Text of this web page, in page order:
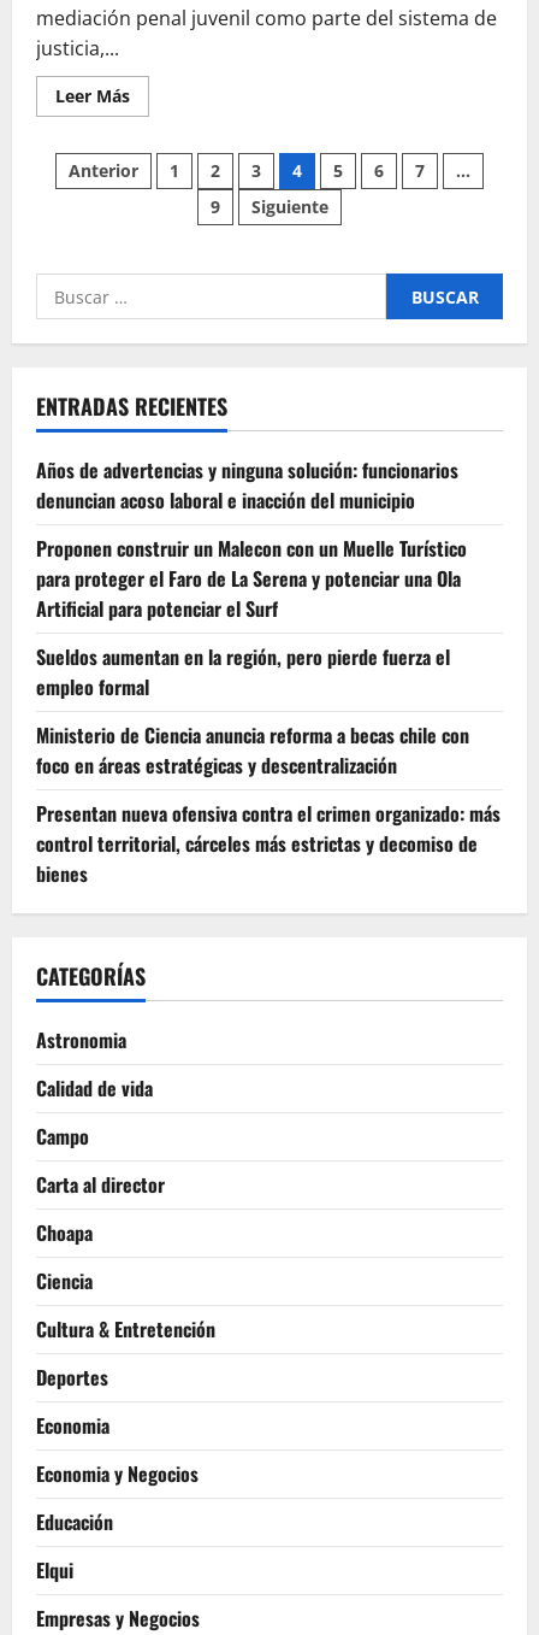
mediación penal juvenil como parte del sistema de
justicia,...
Leer MásLeer
más
Mediación
penal
juvenil
seminario
su
en
del
daño
y
reinserción
social
Paginación
entradas
Anterior 1 2 3 4 5 6 7
…
9
Siguiente
Buscar
por:
ENTRADAS RECIENTES
Años de advertencias y ninguna solución: funcionarios
denuncian acoso laboral e inacción del municipio
Proponen construir un Malecon con un Muelle Turístico
para proteger el Faro de La Serena y potenciar una Ola
Artificial para potenciar el Surf
Sueldos aumentan en la región, pero pierde fuerza el
empleo formal
Ministerio de Ciencia anuncia reforma a becas chile con
foco en áreas estratégicas y descentralización
Presentan nueva ofensiva contra el crimen organizado: más
control territorial, cárceles más estrictas y decomiso de
bienes
CATEGORÍAS
Astronomia
Calidad de vida
Campo
Carta al director
Choapa
Ciencia
Cultura & Entretención
Deportes
Economia
Economia y Negocios
Educación
Elqui
Empresas y Negocios